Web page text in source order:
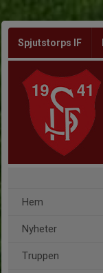
Spjutstorps IF
Hem
Nyheter
Truppen